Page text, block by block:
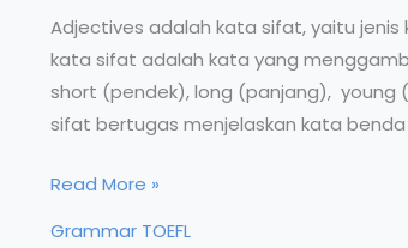
Adjectives adalah kata sifat, yaitu
kata sifat adalah kata yang
short (pendek), long (panjang),
sifat bertugas menjelaskan kata
Adjective
Read More »
Grammar TOEFL